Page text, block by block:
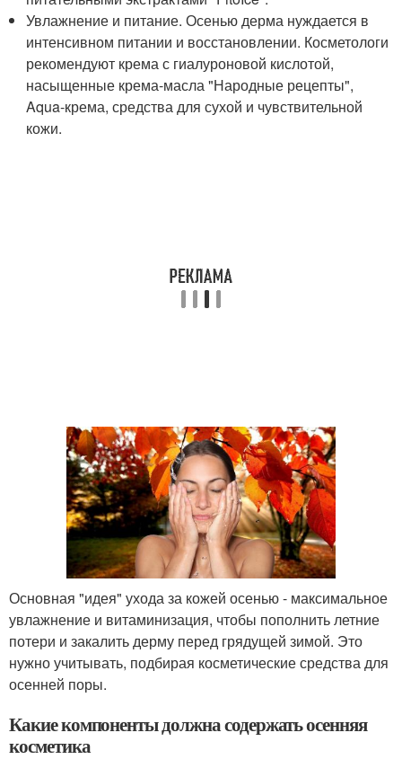
Увлажнение и питание. Осенью дерма нуждается в
интенсивном питании и восстановлении. Косметологи
рекомендуют крема с гиалуроновой кислотой,
насыщенные крема-масла "Народные рецепты",
Aqua-крема, средства для сухой и чувствительной
кожи.
Основная "идея" ухода за кожей осенью - максимальное
увлажнение и витаминизация, чтобы пополнить летние
потери и закалить дерму перед грядущей зимой. Это
нужно учитывать, подбирая косметические средства для
осенней поры.
Какие компоненты должна содержать осенняя
косметика